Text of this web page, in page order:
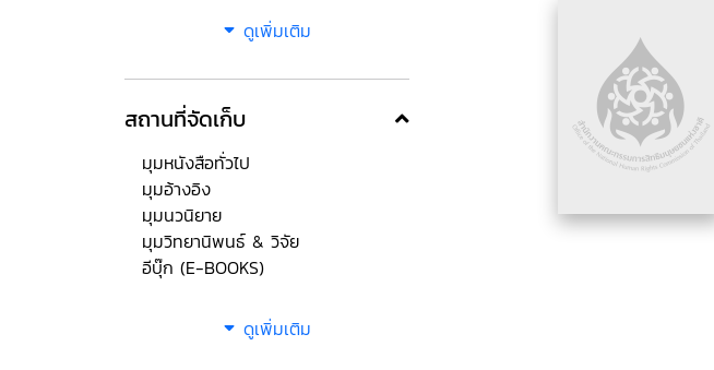
ดูเพิ่มเติม
สถานที่จัดเก็บ
มุมหนังสือทั่วไป
มุมอ้างอิง
มุมนวนิยาย
มุมวิทยานิพนธ์ & วิจัย
อีบุ๊ก (E-BOOKS)
ดูเพิ่มเติม